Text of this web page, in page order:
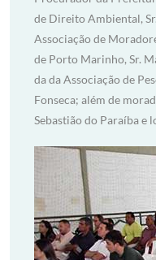
de Direito Ambiental,
Associação de
de Porto Marinho, Sr.
da da Associação de
Fonseca; além de
Sebastião do Paraíba e